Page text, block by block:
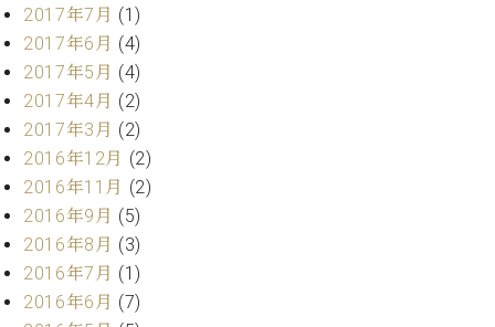
律
ア
タ
ー
サ
ー
ビ
(調
律)
2017年7月 (1)
2017年6月 (4)
2017年5月 (4)
2017年4月 (2)
2017年3月 (2)
2016年12月 (2)
2016年11月 (2)
2016年9月 (5)
2016年8月 (3)
2016年7月 (1)
2016年6月 (7)